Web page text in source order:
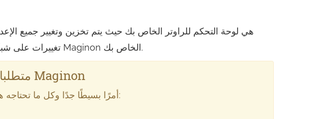
تغييرات على شبكتك، ستحتاج إلى تسجيل الدخول إلى راوتر Maginon الخاص بك.
متطلبات الوصول إلى واجهة ويب Maginon
يعد الوصول إلى واجهة ويب Maginon أمرًا بسيطًا جدًا وكل ما تحتاجه هو: